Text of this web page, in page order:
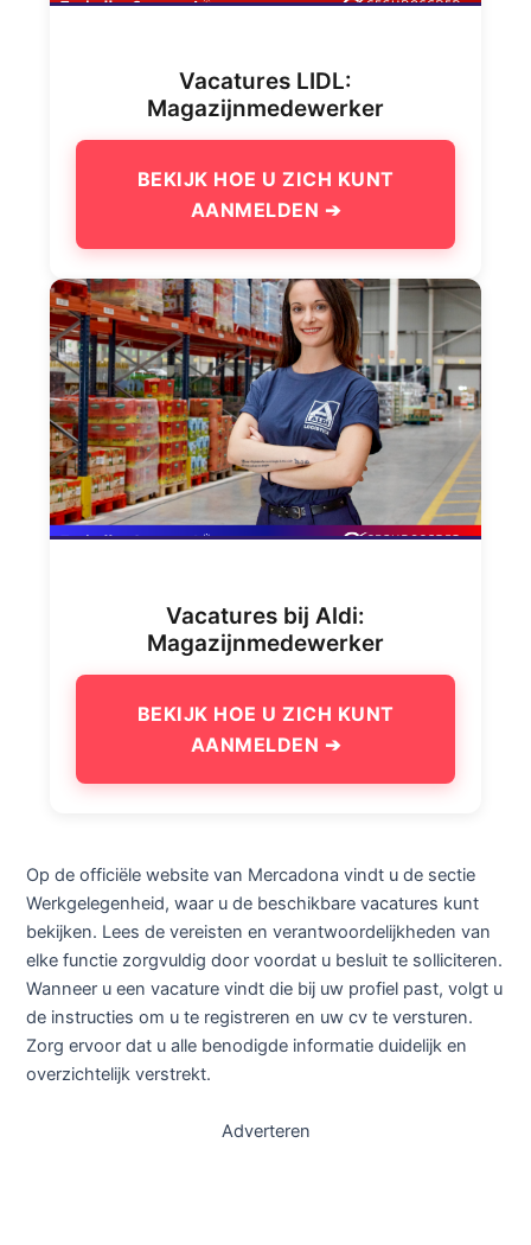
Vacatures LIDL:
Magazijnmedewerker
BEKIJK HOE U ZICH KUNT
AANMELDEN ➔
Vacatures bij Aldi:
Magazijnmedewerker
BEKIJK HOE U ZICH KUNT
AANMELDEN ➔
Op de officiële website van Mercadona vindt u de sectie
Werkgelegenheid, waar u de beschikbare vacatures kunt
bekijken. Lees de vereisten en verantwoordelijkheden van
elke functie zorgvuldig door voordat u besluit te solliciteren.
Wanneer u een vacature vindt die bij uw profiel past, volgt u
de instructies om u te registreren en uw cv te versturen.
Zorg ervoor dat u alle benodigde informatie duidelijk en
overzichtelijk verstrekt.
Adverteren